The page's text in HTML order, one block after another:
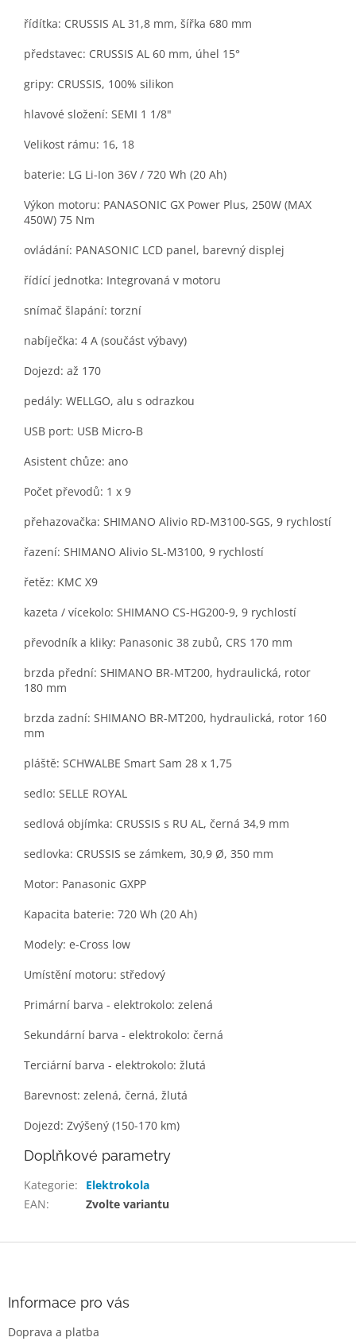
řídítka: CRUSSIS AL 31,8 mm, šířka 680 mm
představec: CRUSSIS AL 60 mm, úhel 15°
gripy: CRUSSIS, 100% silikon
hlavové složení: SEMI 1 1/8"
Velikost rámu: 16, 18
baterie: LG Li-Ion 36V / 720 Wh (20 Ah)
Výkon motoru: PANASONIC GX Power Plus, 250W (MAX
450W) 75 Nm
ovládání: PANASONIC LCD panel, barevný displej
řídící jednotka: Integrovaná v motoru
snímač šlapání: torzní
nabíječka: 4 A (součást výbavy)
Dojezd: až 170
pedály: WELLGO, alu s odrazkou
USB port: USB Micro-B
Asistent chůze: ano
Počet převodů: 1 x 9
přehazovačka: SHIMANO Alivio RD-M3100-SGS, 9 rychlostí
řazení: SHIMANO Alivio SL-M3100, 9 rychlostí
řetěz: KMC X9
kazeta / vícekolo: SHIMANO CS-HG200-9, 9 rychlostí
převodník a kliky: Panasonic 38 zubů, CRS 170 mm
brzda přední: SHIMANO BR-MT200, hydraulická, rotor
180 mm
brzda zadní: SHIMANO BR-MT200, hydraulická, rotor 160
mm
pláště: SCHWALBE Smart Sam 28 x 1,75
sedlo: SELLE ROYAL
sedlová objímka: CRUSSIS s RU AL, černá 34,9 mm
sedlovka: CRUSSIS se zámkem, 30,9 Ø, 350 mm
Motor: Panasonic GXPP
Kapacita baterie: 720 Wh (20 Ah)
Modely: e-Cross low
Umístění motoru: středový
Primární barva - elektrokolo: zelená
Sekundární barva - elektrokolo: černá
Terciární barva - elektrokolo: žlutá
Barevnost: zelená, černá, žlutá
Dojezd: Zvýšený (150-170 km)
Doplňkové parametry
Kategorie:
Elektrokola
EAN: Zvolte variantu
Informace pro vás
Doprava a platba